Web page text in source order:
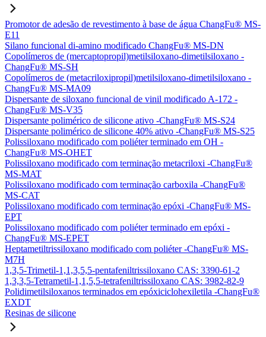
Promotor de adesão de revestimento à base de água ChangFu® MS-
E11
Silano funcional di-amino modificado ChangFu® MS-DN
Copolímeros de (mercaptopropil)metilsiloxano-dimetilsiloxano -
ChangFu® MS-SH
Copolímeros de (metacriloxipropil)metilsiloxano-dimetilsiloxano -
ChangFu® MS-MA09
Dispersante de siloxano funcional de vinil modificado A-172 -
ChangFu® MS-V35
Dispersante polimérico de silicone ativo -ChangFu® MS-S24
Dispersante polimérico de silicone 40% ativo -ChangFu® MS-S25
Polissiloxano modificado com poliéter terminado em OH -
ChangFu® MS-OHET
Polissiloxano modificado com terminação metacriloxi -ChangFu®
MS-MAT
Polissiloxano modificado com terminação carboxila -ChangFu®
MS-CAT
Polissiloxano modificado com terminação epóxi -ChangFu® MS-
EPT
Polissiloxano modificado com poliéter terminado em epóxi -
ChangFu® MS-EPET
Heptametiltrissiloxano modificado com poliéter -ChangFu® MS-
M7H
1,3,5-Trimetil-1,1,3,5,5-pentafeniltrissiloxano CAS: 3390-61-2
1,3,3,5-Tetrametil-1,1,5,5-tetrafeniltrissiloxano CAS: 3982-82-9
Polidimetilsiloxanos terminados em epóxiciclohexiletila -ChangFu®
EXDT
Resinas de silicone